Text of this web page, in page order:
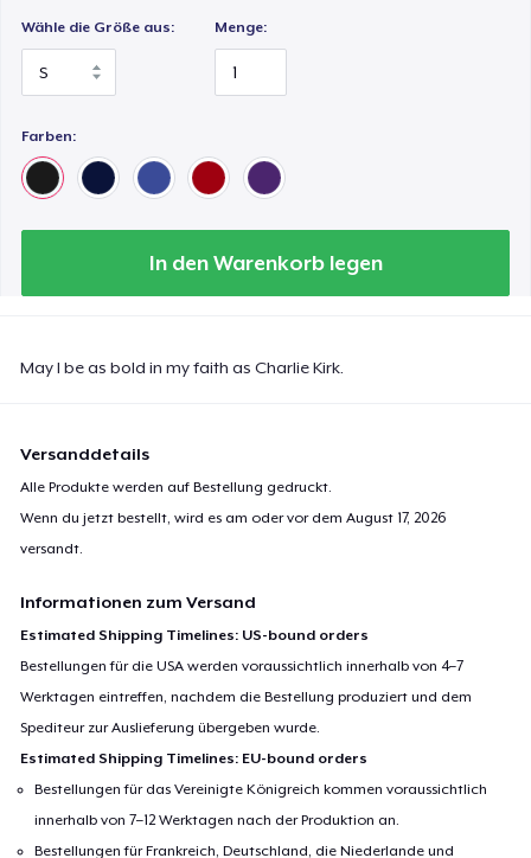
Wähle die Größe aus: Menge:
Farben:
In den Warenkorb legen
May I be as bold in my faith as Charlie Kirk.
Versanddetails
Alle Produkte werden auf Bestellung gedruckt.
Wenn du jetzt bestellt, wird es am oder vor demAugust 17, 2026
versandt.
Informationen zum Versand
Estimated Shipping Timelines: US-bound orders
Bestellungen für die USA werden voraussichtlich innerhalb von 4–7
Werktagen eintreffen, nachdem die Bestellung produziert und dem
Spediteur zur Auslieferung übergeben wurde.
Estimated Shipping Timelines: EU-bound orders
Bestellungen für das Vereinigte Königreich kommen voraussichtlich
innerhalb von 7–12 Werktagen nach der Produktion an.
Bestellungen für Frankreich, Deutschland, die Niederlande und